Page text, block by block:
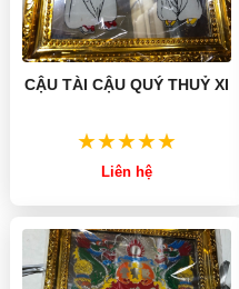
CẬU TÀI CẬU QUÝ THUỶ XI
Liên hệ